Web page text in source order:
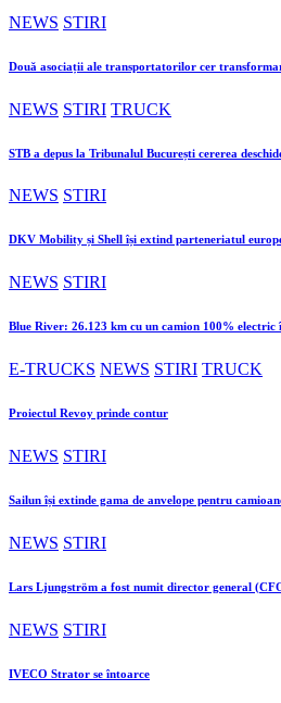
NEWS STIRI
Două asociații ale transportatorilor cer
NEWS STIRI TRUCK
STB a depus la Tribunalul București cererea
NEWS STIRI
DKV Mobility și Shell își extind parteneriatul
NEWS STIRI
Blue River: 26.123 km cu un camion 100%
E-TRUCKS NEWS STIRI TRUCK
Proiectul Revoy prinde contur
NEWS STIRI
Sailun își extinde gama de anvelope pentru
NEWS STIRI
Lars Ljungström a fost numit director general
NEWS STIRI
IVECO Strator se întoarce